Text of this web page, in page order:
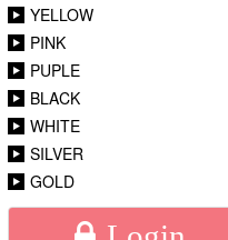
YELLOW
PINK
PUPLE
BLACK
WHITE
SILVER
GOLD